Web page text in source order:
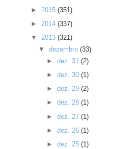
► 2015 (351)
► 2014 (337)
▼ 2013 (321)
▼dezembro(33)
► dez. 31 (2)
► dez. 30 (1)
► dez. 29 (2)
► dez. 28 (1)
► dez. 27 (1)
► dez. 26 (1)
► dez. 25 (1)